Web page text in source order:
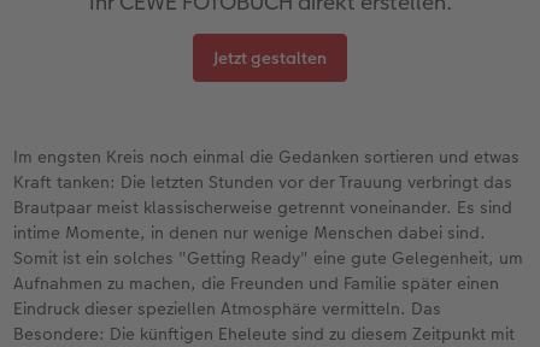
Jetzt gestalten
Im engsten Kreis noch einmal die Gedanken sortieren und etwas
Kraft tanken: Die letzten Stunden vor der Trauung verbringt das
Brautpaar meist klassischerweise getrennt voneinander. Es sind
intime Momente, in denen nur wenige Menschen dabei sind.
Somit ist ein solches "Getting Ready" eine gute Gelegenheit, um
Aufnahmen zu machen, die Freunden und Familie später einen
Eindruck dieser speziellen Atmosphäre vermitteln. Das
Besondere: Die künftigen Eheleute sind zu diesem Zeitpunkt mit